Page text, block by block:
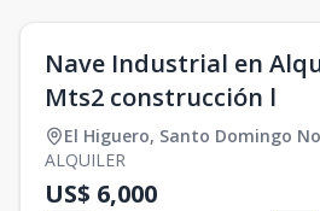
Nave Industrial en
Mts2 construcción l
El Higuero, Santo Domingo
ALQUILER
US$ 6,000